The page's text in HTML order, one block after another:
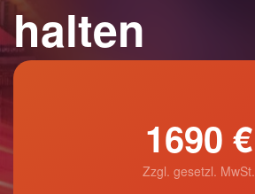
halten
1690 €
Zzgl. gesetzl. MwSt.